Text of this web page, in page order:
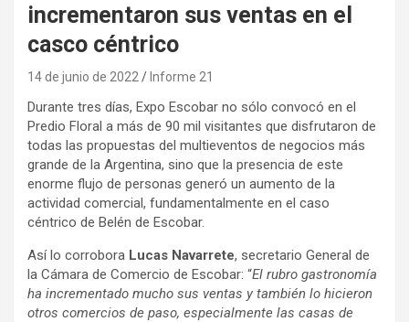
incrementaron sus ventas en el
casco céntrico
14 de junio de 2022 Informe 21
Durante tres días, Expo Escobar no sólo convocó en el
Predio Floral a más de 90 mil visitantes que disfrutaron de
todas las propuestas del multieventos de negocios más
grande de la Argentina, sino que la presencia de este
enorme flujo de personas generó un aumento de la
actividad comercial, fundamentalmente en el caso
céntrico de Belén de Escobar.
Así lo corrobora Lucas Navarrete, secretario General de
la Cámara de Comercio de Escobar: “El rubro gastronomía
ha incrementado mucho sus ventas y también lo hicieron
otros comercios de paso, especialmente las casas de